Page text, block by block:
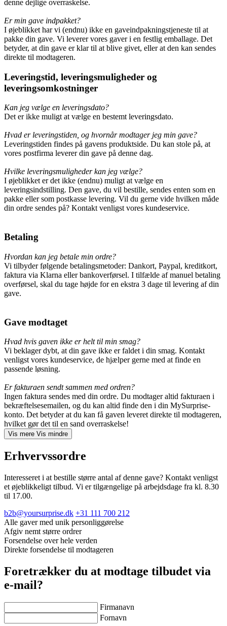
denne dejlige overraskelse.
Er min gave indpakket?
I øjeblikket har vi (endnu) ikke en gaveindpakningstjeneste til at
pakke din gave. Vi leverer vores gaver i en festlig emballage. Det
betyder, at din gave er klar til at blive givet, eller at den kan sendes
direkte til modtageren.
Leveringstid, leveringsmuligheder og
leveringsomkostninger
Kan jeg vælge en leveringsdato?
Det er ikke muligt at vælge en bestemt leveringsdato.
Hvad er leveringstiden, og hvornår modtager jeg min gave?
Leveringstiden findes på gavens produktside. Du kan stole på, at
vores postfirma leverer din gave på denne dag.
Hvilke leveringsmuligheder kan jeg vælge?
I øjeblikket er det ikke (endnu) muligt at vælge en
leveringsindstilling. Den gave, du vil bestille, sendes enten som en
pakke eller som postkasse levering. Vil du gerne vide hvilken måde
din ordre sendes på? Kontakt venligst vores kundeservice.
Betaling
Hvordan kan jeg betale min ordre?
Vi tilbyder følgende betalingsmetoder: Dankort, Paypal, kreditkort,
faktura via Klarna eller bankoverførsel. I tilfælde af manuel betaling
overførsel, skal du tage højde for en ekstra 3 dage til levering af din
gave.
Gave modtaget
Hvad hvis gaven ikke er helt til min smag?
Vi beklager dybt, at din gave ikke er faldet i din smag. Kontakt
venligst vores kundeservice, de hjælper gerne med at finde en
passende løsning.
Er fakturaen sendt sammen med ordren?
Ingen faktura sendes med din ordre. Du modtager altid fakturaen i
bekræftelsesemailen, og du kan altid finde den i din MySurprise-
konto. Det betyder at du kan få gaven leveret direkte til modtageren,
hvilket gør det til en sand overraskelse!
Vis mere Vis mindre
Erhvervssordre
Interesseret i at bestille større antal af denne gave? Kontakt venligst
et øjeblikkeligt tilbud. Vi er tilgængelige på arbejdsdage fra kl. 8.30
til 17.00.
b2b@yoursurprise.dk +31 111 700 212
Alle gaver med unik personliggørelse
Afgiv nemt større ordrer
Forsendelse over hele verden
Direkte forsendelse til modtageren
Foretrækker du at modtage tilbudet via
e-mail?
Firmanavn
Fornavn